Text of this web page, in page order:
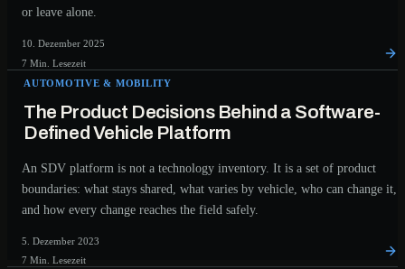
or leave alone.
10. Dezember 2025
7 Min. Lesezeit
AUTOMOTIVE & MOBILITY
The Product Decisions Behind a Software-
Defined Vehicle Platform
An SDV platform is not a technology inventory. It is a set of product
boundaries: what stays shared, what varies by vehicle, who can change it,
and how every change reaches the field safely.
5. Dezember 2023
7 Min. Lesezeit